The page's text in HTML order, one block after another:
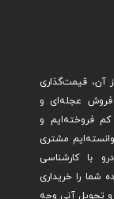
آن، قیمت‌گذاری
عجله‌ای و
فروخته‌ایم و
مشتری
با کارشناسی
شما را خریداری
و تحویل آنی وجه